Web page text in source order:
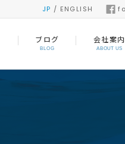
JP / ENGLISH
ブログ
BLOG
会社案内
ABOUT US